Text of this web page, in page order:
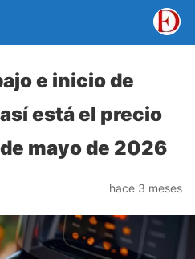
e inicio de
está el precio
mayo de 2026
hace 3 meses